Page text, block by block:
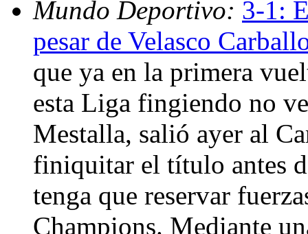
Mundo Deportivo: 3-1:
pesar de Velasco
que ya en la primera
esta Liga fingiendo no
Mestalla, salió ayer al
finiquitar el título antes
tenga que reservar
Champions. Mediante